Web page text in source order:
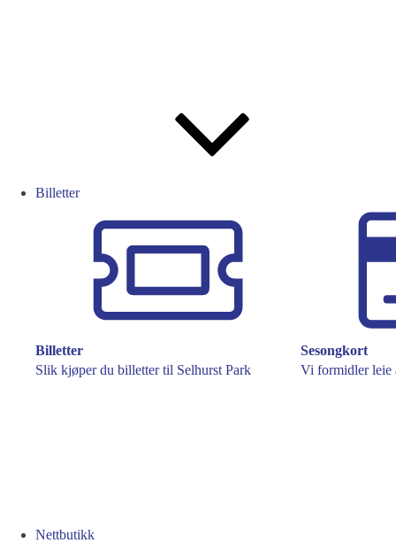
Billetter
Billetter
Slik kjøper du billetter til Selhurst Park
Sesongkort
Vi formidler leie
Nettbutikk